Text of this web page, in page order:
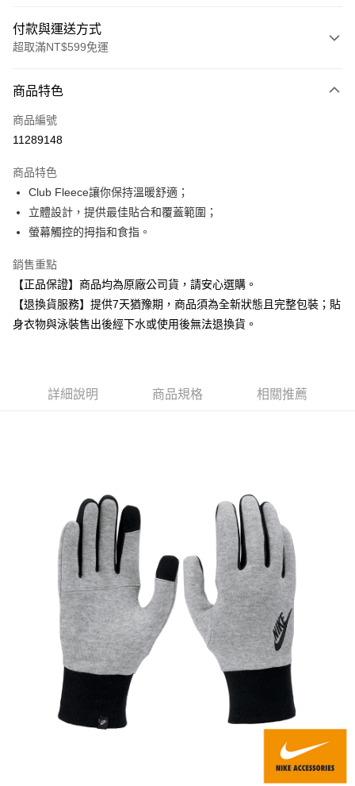
付款與運送方式
超取滿NT$599免運
信用卡一次付款
超商取貨付款
運送方式
全家取貨付款
每筆NT$80，滿NT$599(含以上)免運費
7-11取貨付款
每筆NT$80，滿NT$599(含以上)免運費
商品特色
商品編號
11289148
商品特色
Club Fleece讓你保持溫暖舒適；
立體設計，提供最佳貼合和覆蓋範圍；
螢幕觸控的拇指和食指。
銷售重點
【正品保證】商品均為原廠公司貨，請安心選購。
【退換貨服務】提供7天猶豫期，商品須為全新狀態且完整包裝；貼
身衣物與泳裝售出後經下水或使用後無法退換貨。
詳細說明 商品規格 相關推薦